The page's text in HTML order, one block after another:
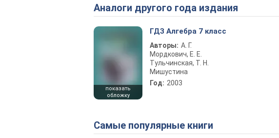
Аналоги другого года издания
показать
обложку
ГДЗ Алгебра 7 класс
Авторы: А. Г.
Мордкович, Е. Е.
Тульчинская, Т. Н.
Мишустина
Год: 2003
Самые популярные книги